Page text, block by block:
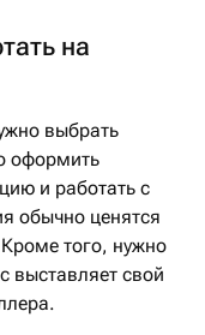
на
выбрать
оформить
и работать с
обычно ценятся
того, нужно
выставляет свой